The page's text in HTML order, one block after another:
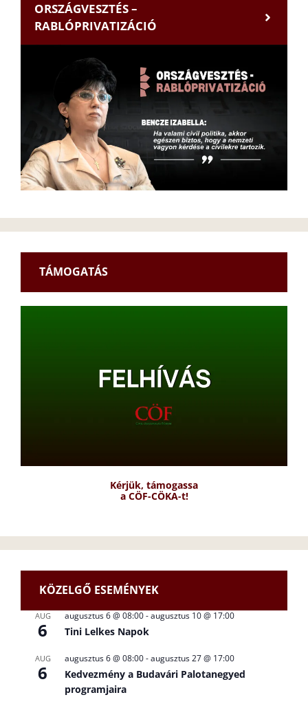
ORSZÁGVESZTÉS –
RABLÓPRIVATIZÁCIÓ
TÁMOGATÁS
Kérjük, támogassa
a CÖF-CÖKA-t!
KÖZELGŐ ESEMÉNYEK
AUG
6
augusztus 6 @ 08:00-augusztus 10 @ 17:00
Tini Lelkes Napok
AUG
6
augusztus 6 @ 08:00-augusztus 27 @ 17:00
Kedvezmény a Budavári Palotanegyed
programjaira